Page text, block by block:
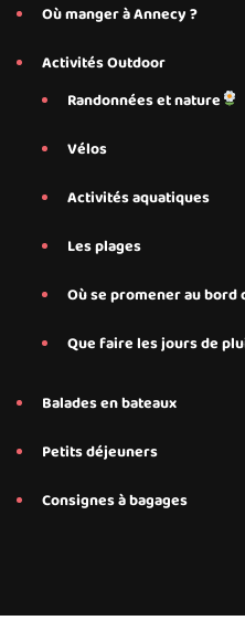
Où manger à Annecy ?
Activités Outdoor
Randonnées et nature
Vélos
Activités aquatiques
Les plages
Où se promener au bord
Que faire les jours de
Balades en bateaux
Petits déjeuners
Consignes à bagages